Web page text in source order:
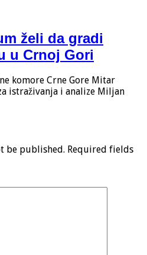
želi da gradi
u Crnoj Gori
komore Crne Gore Mitar
istraživanja i analize Miljan
be published. Required fields